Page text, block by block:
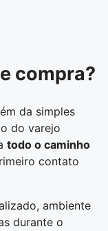
compra?
da simples
do varejo
todo o caminho
contato
ambiente
durante o